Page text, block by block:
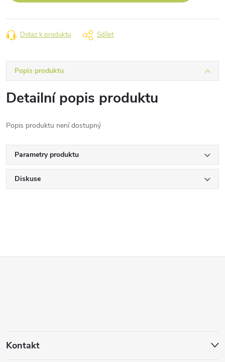
Dotaz k produktu Sdílet
Popis produktu
Detailní popis produktu
Popis produktu není dostupný
Parametry produktu
Diskuse
aKontakt